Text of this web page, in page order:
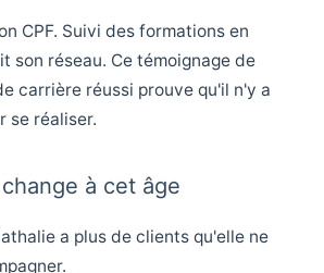
CPF. Suivi des formations en
son réseau. Ce témoignage de
carrière réussi prouve qu'il n'y a
se réaliser.
à cet âge
a plus de clients qu'elle ne